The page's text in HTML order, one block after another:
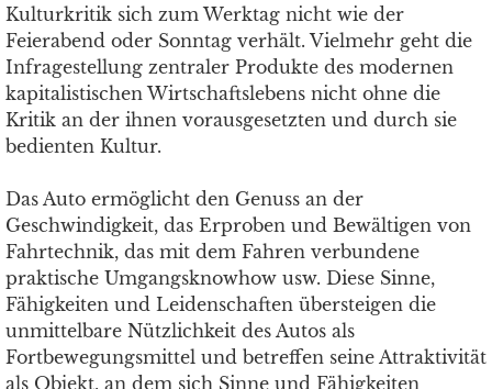
Kulturkritik sich zum Werktag nicht wie der
Feierabend oder Sonntag verhält. Vielmehr geht die
Infragestellung zentraler Produkte des modernen
kapitalistischen Wirtschaftslebens nicht ohne die
Kritik an der ihnen vorausgesetzten und durch sie
bedienten Kultur.
Das Auto ermöglicht den Genuss an der
Geschwindigkeit, das Erproben und Bewältigen von
Fahrtechnik, das mit dem Fahren verbundene
praktische Umgangsknowhow usw. Diese Sinne,
Fähigkeiten und Leidenschaften übersteigen die
unmittelbare Nützlichkeit des Autos als
Fortbewegungsmittel und betreffen seine Attraktivität
als Objekt, an dem sich Sinne und Fähigkeiten